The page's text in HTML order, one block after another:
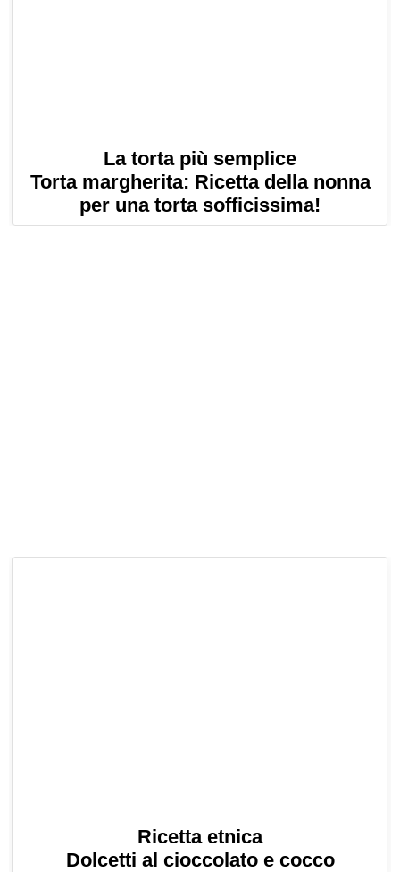
La torta più semplice
Torta margherita: Ricetta della nonna
per una torta sofficissima!
Ricetta etnica
Dolcetti al cioccolato e cocco